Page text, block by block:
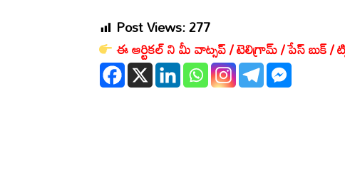
Post Views:277
ఈ ఆర్టికల్ ని మీ వాట్సప్ / టెలిగ్రామ్ / పేస్ బుక్ /